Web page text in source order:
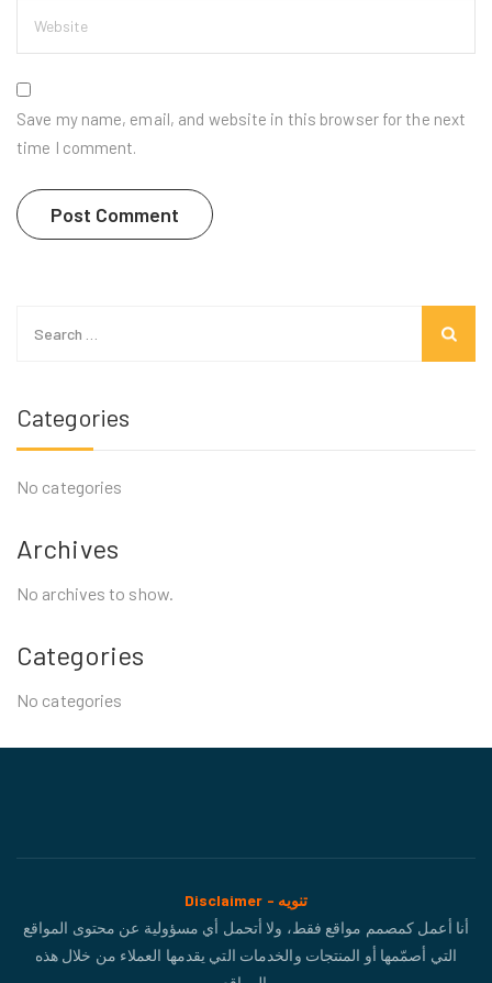
Save my name, email, and website in this browser for the next
time I comment.
for:
Categories
No categories
Archives
No archives to show.
Categories
No categories
Disclaimer - تنويه
أنا أعمل كمصمم مواقع فقط، ولا أتحمل أي مسؤولية عن محتوى المواقع
التي أصمّمها أو المنتجات والخدمات التي يقدمها العملاء من خلال هذه